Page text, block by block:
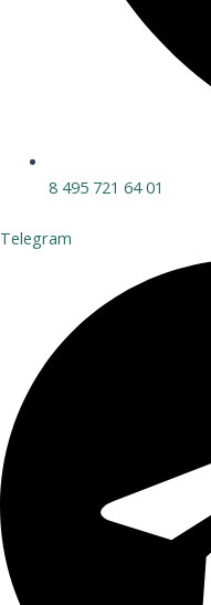
8 495 721 64 01
Telegram